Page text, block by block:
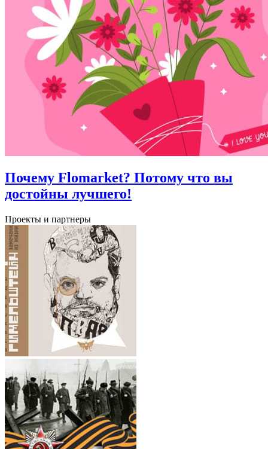
Почему Flomarket? Потому что вы
достойны лучшего!
Проекты и партнеры